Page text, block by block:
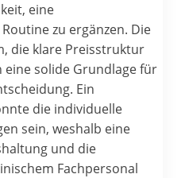
eine
zu ergänzen. Die
die klare Preisstruktur
solide Grundlage für
Ein
die individuelle
sein, weshalb eine
und die
Fachpersonal